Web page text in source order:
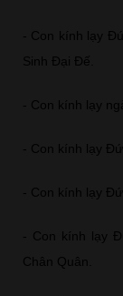
- Con kính lạy
Sinh Đại Đế.
- Con kính lạy
- Con kính lạy
- Con kính lạy
- Con kính lạy
Chân Quân.